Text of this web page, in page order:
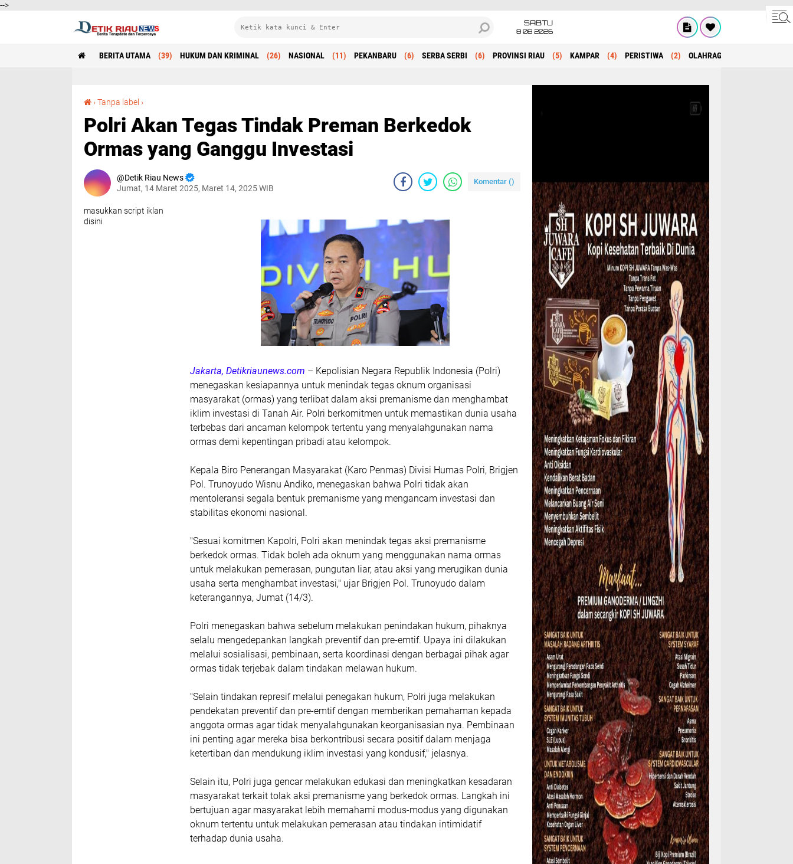
-->
SABTU
8 08 2026
BERITA UTAMA (39) HUKUM DAN KRIMINAL (26) NASIONAL (11) PEKANBARU (6) SERBA SERBI (6) PROVINSI RIAU (5) KAMPAR (4) PERISTIWA (2) OLAHRAGA
›Tanpa label ›
Polri Akan Tegas Tindak Preman Berkedok
Ormas yang Ganggu Investasi
Detik Riau News
Jumat, 14 Maret 2025, Maret 14, 2025 WIB
Komentar ()
masukkan script iklan
disini
Jakarta, Detikriaunews.com – Kepolisian Negara Republik Indonesia (Polri)
menegaskan kesiapannya untuk menindak tegas oknum organisasi
masyarakat (ormas) yang terlibat dalam aksi premanisme dan menghambat
iklim investasi di Tanah Air. Polri berkomitmen untuk memastikan dunia usaha
terbebas dari ancaman kelompok tertentu yang menyalahgunakan nama
ormas demi kepentingan pribadi atau kelompok.
Kepala Biro Penerangan Masyarakat (Karo Penmas) Divisi Humas Polri, Brigjen
Pol. Trunoyudo Wisnu Andiko, menegaskan bahwa Polri tidak akan
mentoleransi segala bentuk premanisme yang mengancam investasi dan
stabilitas ekonomi nasional.
"Sesuai komitmen Kapolri, Polri akan menindak tegas aksi premanisme
berkedok ormas. Tidak boleh ada oknum yang menggunakan nama ormas
untuk melakukan pemerasan, pungutan liar, atau aksi yang merugikan dunia
usaha serta menghambat investasi," ujar Brigjen Pol. Trunoyudo dalam
keterangannya, Jumat (14/3).
Polri menegaskan bahwa sebelum melakukan penindakan hukum, pihaknya
selalu mengedepankan langkah preventif dan pre-emtif. Upaya ini dilakukan
melalui sosialisasi, pembinaan, serta koordinasi dengan berbagai pihak agar
ormas tidak terjebak dalam tindakan melawan hukum.
"Selain tindakan represif melalui penegakan hukum, Polri juga melakukan
pendekatan preventif dan pre-emtif dengan memberikan pemahaman kepada
anggota ormas agar tidak menyalahgunakan keorganisasian nya. Pembinaan
ini penting agar mereka bisa berkontribusi secara positif dalam menjaga
ketertiban dan mendukung iklim investasi yang kondusif," jelasnya.
Selain itu, Polri juga gencar melakukan edukasi dan meningkatkan kesadaran
masyarakat terkait tolak aksi premanisme yang berkedok ormas. Langkah ini
bertujuan agar masyarakat lebih memahami modus-modus yang digunakan
oknum tertentu untuk melakukan pemerasan atau tindakan intimidatif
terhadap dunia usaha.